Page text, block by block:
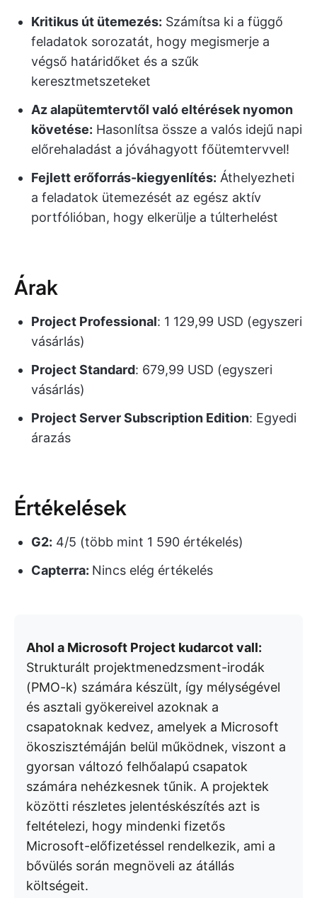
Kritikus út ütemezés: Számítsa ki a függő
feladatok sorozatát, hogy megismerje a
végső határidőket és a szűk
keresztmetszeteket
Az alapütemtervtől való eltérések nyomon
követése: Hasonlítsa össze a valós idejű napi
előrehaladást a jóváhagyott főütemtervvel!
Fejlett erőforrás-kiegyenlítés: Áthelyezheti
a feladatok ütemezését az egész aktív
portfólióban, hogy elkerülje a túlterhelést
Árak
Project Professional: 1 129,99 USD (egyszeri
vásárlás)
Project Standard: 679,99 USD (egyszeri
vásárlás)
Project Server Subscription Edition: Egyedi
árazás
Értékelések
G2: 4/5 (több mint 1 590 értékelés)
Capterra: Nincs elég értékelés
Ahol a Microsoft Project kudarcot vall:
Strukturált projektmenedzsment-irodák
(PMO-k) számára készült, így mélységével
és asztali gyökereivel azoknak a
csapatoknak kedvez, amelyek a Microsoft
ökoszisztémáján belül működnek, viszont a
gyorsan változó felhőalapú csapatok
számára nehézkesnek tűnik. A projektek
közötti részletes jelentéskészítés azt is
feltételezi, hogy mindenki fizetős
Microsoft-előfizetéssel rendelkezik, ami a
bővülés során megnöveli az átállás
költségeit.